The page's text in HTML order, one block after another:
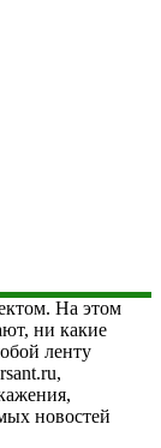
На этом
ни какие
ленту
новостей